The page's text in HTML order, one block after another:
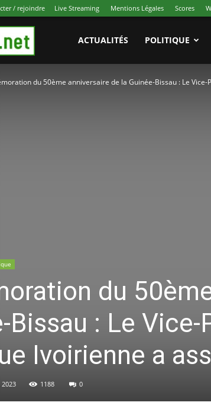
/ rejoindre Live Streaming Mentions Légales Scores
Ivoire
ACTUALITÉS POLITIQUE
du 50ème anniversaire de la Guinée-Bissau : Le
du
Bissau : Le
Ivoirienne a
1188 0